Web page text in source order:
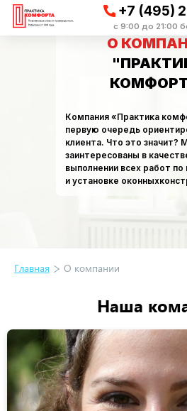
+7 (495)
с 9:00 до 21:00
О
Компания «Практика
первую очередь
клиента. Что это значит?
заинтересованы в
выполнении всех работ по
и установке
Главная О компании
Наша